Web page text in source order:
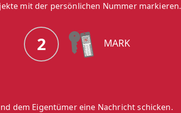
mit der persönlichen Nummer markieren.
2 MARK
dem Eigentümer eine Nachricht schicken.